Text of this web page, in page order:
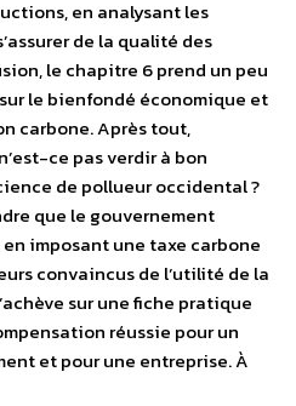
en analysant les
de la qualité des
le chapitre 6 prend un peu
le bienfondé économique et
carbone. Après tout,
ce pas verdir à bon
de pollueur occidental ?
que le gouvernement
imposant une taxe carbone
convaincus de l’utilité de la
sur une fiche pratique
réussie pour un
et pour une entreprise. À